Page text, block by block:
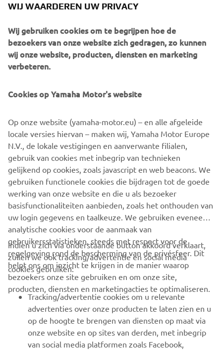
aesthetic lightness.
2014 MT-09
The information and/or imagery on these webpages may
never be used for commercial or non-commercial
purposes without the explicit written consent of Yamaha
Motor Europe N.V. and/or Yamaha Motor Co., Ltd.
Always ride in a safe manner and obey all local road laws.
CORPORATE
BUSINESS
MEER YAMAHA
SUPPORT
WIJ WAARDEREN UW PRIVACY
Wij gebruiken cookies om te begrijpen hoe de
bezoekers van onze website zich gedragen, zo kunnen
wij onze website, producten, diensten en marketing
verbeteren.
Cookies op Yamaha Motor's website
Op onze website (yamaha-motor.eu) – en alle afgeleide
locale versies hiervan – maken wij, Yamaha Motor Europe
N.V., de lokale vestigingen en aanverwante filialen,
gebruik van cookies met inbegrip van technieken
gelijkend op cookies, zoals javascript en web beacons. We
gebruiken functionele cookies die bijdragen tot de goede
werking van onze website en die u als bezoeker
basisfunctionaliteiten aanbieden, zoals het onthouden van
uw login gegevens en taalkeuze. We gebruiken eveneens
analytische cookies voor de aanmaak van
gebruikersstatistieken, steeds met respect voor de
regelgeving rond de bescherming van de privésfeer. Dit
helpt ons om inzicht te krijgen in de manier waarop
bezoekers onze site gebruiken en om onze site,
producten, diensten en marketingacties te optimaliseren.
Indien u zich via onderstaande button akkoord verklaart,
zullen we ook tracking/advertentie en social media
cookies gebruiken:
Tracking/advertentie cookies om u relevante
advertenties over onze producten te laten zien en u
op de hoogte te brengen van diensten op maat via
onze website en op sites van derden, met inbegrip
van social media platformen zoals Facebook,